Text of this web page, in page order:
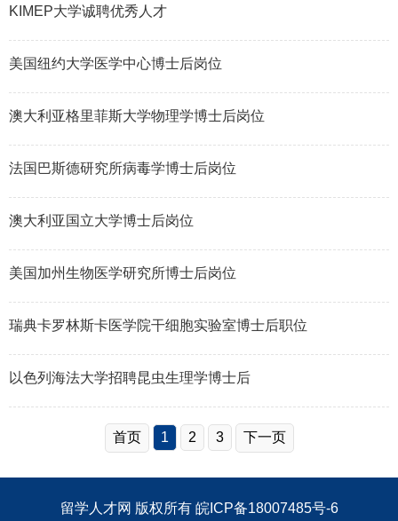
KIMEP大学诚聘优秀人才
美国纽约大学医学中心博士后岗位
澳大利亚格里菲斯大学物理学博士后岗位
法国巴斯德研究所病毒学博士后岗位
澳大利亚国立大学博士后岗位
美国加州生物医学研究所博士后岗位
瑞典卡罗林斯卡医学院干细胞实验室博士后职位
以色列海法大学招聘昆虫生理学博士后
首页 1 2 3 下一页
留学人才网 版权所有 皖ICP备18007485号-6